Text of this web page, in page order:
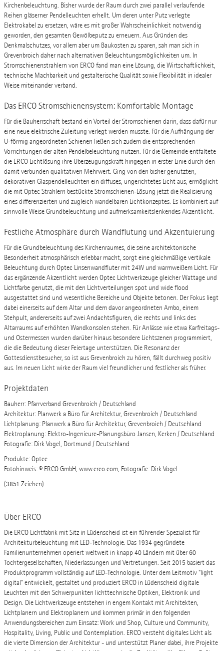
Kirchenbeleuchtung. Bisher wurde der Raum durch zwei parallel verlaufende
Reihen gläserner Pendelleuchten erhellt. Um deren unter Putz verlegte
Elektrokabel zu ersetzen, wäre es mit großer Wahrscheinlichkeit notwendig
geworden, den gesamten Gewölbeputz zu erneuern. Aus Gründen des
Denkmalschutzes, vor allem aber um Baukosten zu sparen, sah man sich in
Grevenbroich daher nach alternativen Beleuchtungsmöglichkeiten um. In
Stromschienenstrahlern von ERCO fand man eine Lösung, die Wirtschaftlichkeit,
technische Machbarkeit und gestalterische Qualität sowie Flexibilität in idealer
Weise miteinander verband.
Das ERCO Stromschienensystem: Komfortable Montage
Für die Bauherrschaft bestand ein Vorteil der Stromschienen darin, dass dafür nur
eine neue elektrische Zuleitung verlegt werden musste. Für die Aufhängung der
U-förmig angeordneten Schienen ließen sich zudem die entsprechenden
Vorrichtungen der alten Pendelbeleuchtung nutzen. Für die Gemeinde entfaltete
die ERCO Lichtlösung ihre Überzeugungskraft hingegen in erster Linie durch den
damit verbunden qualitativen Mehrwert. Ging von den bisher genutzten,
dekorativen Glaspendelleuchten ein diffuses, ungerichtetes Licht aus, ermöglicht
die mit Optec Strahlern bestückte Stromschienen-Lösung jetzt die Realisierung
eines differenzierten und zugleich wandelbaren Lichtkonzeptes. Es kombiniert auf
sinnvolle Weise Grundbeleuchtung und aufmerksamkeitslenkendes Akzentlicht.
Festliche Atmosphäre durch Wandflutung und Akzentuierung
Für die Grundbeleuchtung des Kirchenraumes, die seine architektonische
Besonderheit atmosphärisch erlebbar macht, sorgt eine gleichmäßige vertikale
Beleuchtung durch Optec Linsenwandfluter mit 24W und warmweißem Licht. Für
das ergänzende Akzentlicht werden Optec Lichtwerkzeuge gleicher Wattage und
Lichtfarbe genutzt, die mit den Lichtverteilungen spot und wide flood
ausgestattet sind und wesentliche Bereiche und Objekte betonen. Der Fokus liegt
dabei einerseits auf dem Altar und dem davor angeordneten Ambo, einem
Stehpult, andererseits auf zwei Andachtsfiguren, die rechts und links des
Altarraums auf erhöhten Wandkonsolen stehen. Für Anlässe wie etwa Karfreitags-
und Ostermessen wurden darüber hinaus besondere Lichtszenen programmiert,
die die Bedeutung dieser Feiertage unterstützen. Die Resonanz der
Gottesdienstbesucher, so ist aus Grevenbroich zu hören, fällt durchweg positiv
aus. Im neuen Licht wirke der Raum viel freundlicher und festlicher als früher.
Projektdaten
Bauherr: Pfarrverband Grevenbroich / Deutschland
Architektur: Planwerk a Büro für Architektur, Grevenbroich / Deutschland
Lichtplanung: Planwerk a Büro für Architektur, Grevenbroich / Deutschland
Elektroplanung: Elektro-Ingenieure-Planungsbüro Jansen, Kerken / Deutschland
Fotografie: Dirk Vogel, Dortmund / Deutschland
Produkte: Optec
Fotohinweis: © ERCO GmbH, www.erco.com, Fotografie: Dirk Vogel
(3851 Zeichen)
Über ERCO
Die ERCO Lichtfabrik mit Sitz in Lüdenscheid ist ein führender Spezialist für
Architekturbeleuchtung mit LED-Technologie. Das 1934 gegründete
Familienunternehmen operiert weltweit in knapp 40 Ländern mit über 60
Tochtergesellschaften, Niederlassungen und Vertretungen. Seit 2015 basiert das
Produktprogramm vollständig auf LED-Technologie. Unter dem Leitmotiv "light
digital" entwickelt, gestaltet und produziert ERCO in Lüdenscheid digitale
Leuchten mit den Schwerpunkten lichttechnische Optiken, Elektronik und
Design. Die Lichtwerkzeuge entstehen in engem Kontakt mit Architekten,
Lichtplanern und Elektroplanern und kommen primär in den folgenden
Anwendungsbereichen zum Einsatz: Work und Shop, Culture und Community,
Hospitality, Living, Public und Contemplation. ERCO versteht digitales Licht als
die vierte Dimension der Architektur - und unterstützt Planer dabei, ihre Projekte